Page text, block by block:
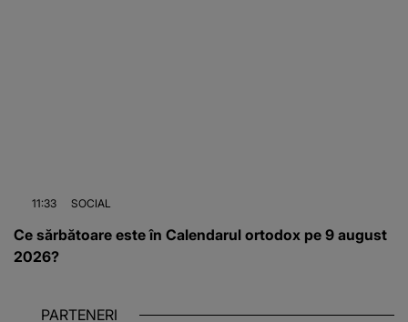
11:33 SOCIAL
Ce sărbătoare este în Calendarul ortodox pe 9 august
2026?
PARTENERI